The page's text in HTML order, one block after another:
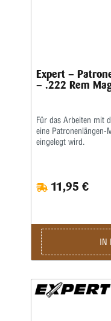
Expert –
– .222 Rem
Für das Arbeiten mit
eine Patronenlängen-
eingelegt wird.
11,95 €
IN